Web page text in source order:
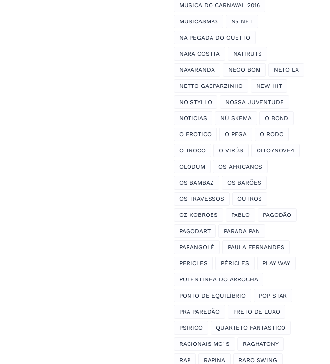
MUSICA DO CARNAVAL 2016
MUSICASMP3 Na NET
NA PEGADA DO GUETTO
NARA COSTTA NATIRUTS
NAVARANDA NEGO BOM NETO LX
NETTO GASPARZINHO NEW HIT
NO STYLLO NOSSA JUVENTUDE
NOTICIAS NÚ SKEMA O BOND
O EROTICO O PEGA O RODO
O TROCO O VIRÚS OITO7NOVE4
OLODUM OS AFRICANOS
OS BAMBAZ OS BARÕES
OS TRAVESSOS OUTROS
OZ KOBROES PABLO PAGODÃO
PAGODART PARADA PAN
PARANGOLÉ PAULA FERNANDES
PERICLES PÉRICLES PLAY WAY
POLENTINHA DO ARROCHA
PONTO DE EQUILÍBRIO POP STAR
PRA PAREDÃO PRETO DE LUXO
PSIRICO QUARTETO FANTASTICO
RACIONAIS MC´S RAGHATONY
RAP RAPINA RARO SWING